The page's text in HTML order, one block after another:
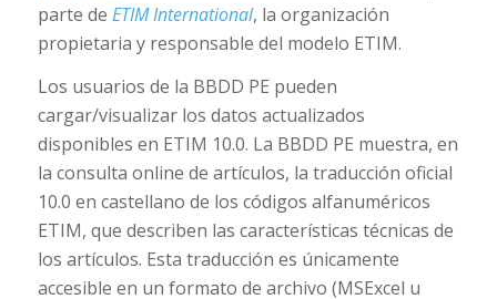
parte de ETIM International, la organización
propietaria y responsable del modelo ETIM.
Los usuarios de la BBDD PE pueden
cargar/visualizar los datos actualizados
disponibles en ETIM 10.0. La BBDD PE muestra, en
la consulta online de artículos, la traducción oficial
10.0 en castellano de los códigos alfanuméricos
ETIM, que describen las características técnicas de
los artículos. Esta traducción es únicamente
accesible en un formato de archivo (MSExcel u